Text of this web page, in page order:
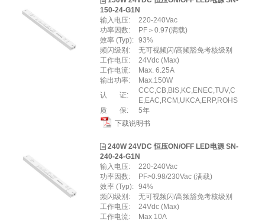
150-24-G1N
输入电压:
220-240Vac
功率因数:
PF＞0.97(满载)
效率 (Typ): 93%
频闪级别:
无可视频闪/高频豁免考核级别
工作电压:
24Vdc (Max)
工作电流:
Max. 6.25A
输出功率:
Max.150W
认 证:
CCC,CB,BIS,KC,ENEC,TUV,C
E,EAC,RCM,UKCA,ERP,ROHS
质 保:
5年
下载说明书
240W 24VDC 恒压ON/OFF LED电源 SN-
240-24-G1N
输入电压:
220-240Vac
功率因数:
PF>0.98/230Vac (满载)
效率 (Typ): 94%
频闪级别:
无可视频闪/高频豁免考核级别
工作电压:
24Vdc (Max)
工作电流:
Max 10A